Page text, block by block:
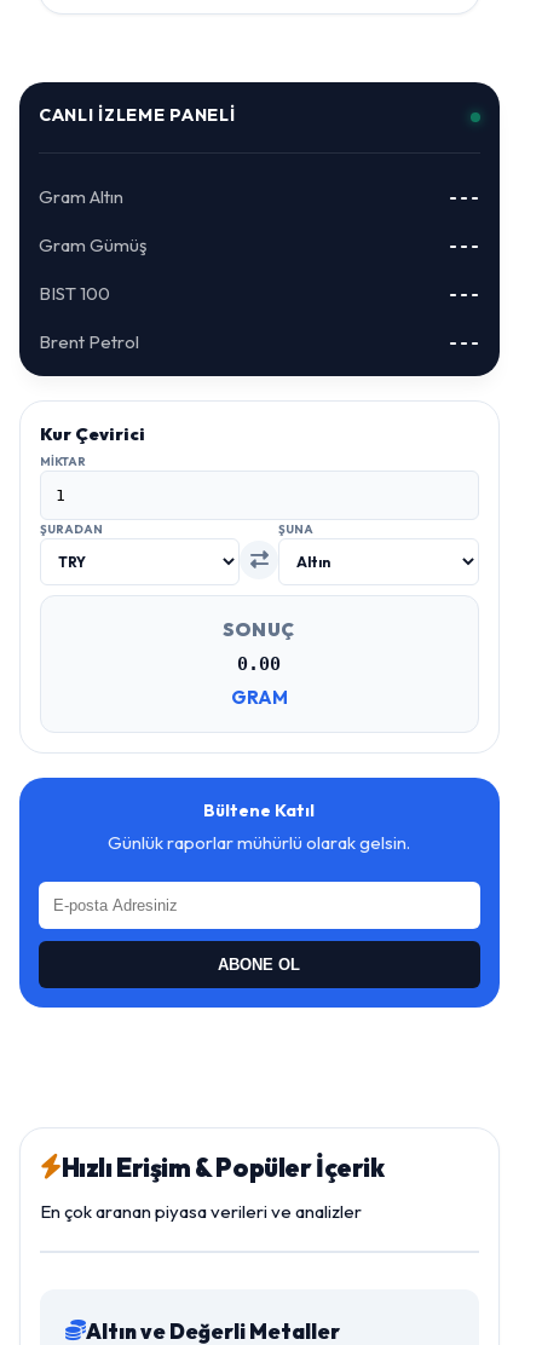
CANLI İZLEME PANELI
Gram Altın ---
Gram Gümüş ---
BIST 100 ---
Brent Petrol ---
Kur Çevirici
MIKTAR
ŞURADAN ŞUNA
SONUÇ
0.00
GRAM
Bültene Katıl
Günlük raporlar mühürlü olarak gelsin.
ABONE OL
Hızlı Erişim & Popüler İçerik
En çok aranan piyasa verileri ve analizler
Altın ve Değerli Metaller